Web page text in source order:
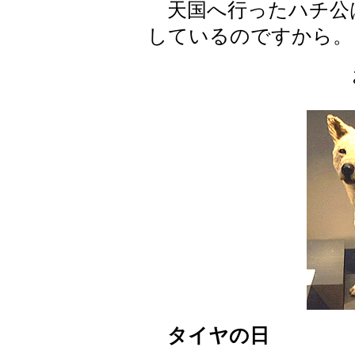
天国へ行ったハチ公
しているのですから。
タイヤの日